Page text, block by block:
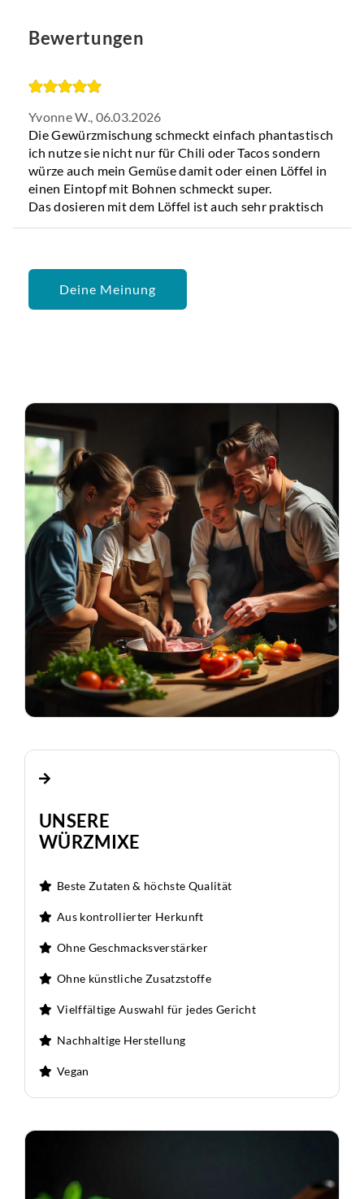
Bewertungen
Yvonne W., 06.03.2026
Die Gewürzmischung schmeckt einfach phantastisch
ich nutze sie nicht nur für Chili oder Tacos sondern
würze auch mein Gemüse damit oder einen Löffel in
einen Eintopf mit Bohnen schmeckt super.
Das dosieren mit dem Löffel ist auch sehr praktisch
Deine Meinung
UNSERE
WÜRZMIXE
Beste Zutaten & höchste Qualität
Aus kontrollierter Herkunft
Ohne Geschmacksverstärker
Ohne künstliche Zusatzstoffe
Vielffältige Auswahl für jedes Gericht
Nachhaltige Herstellung
Vegan